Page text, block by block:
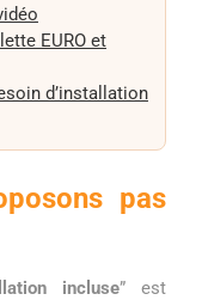
EURO et
d’installation
pas
incluse” est